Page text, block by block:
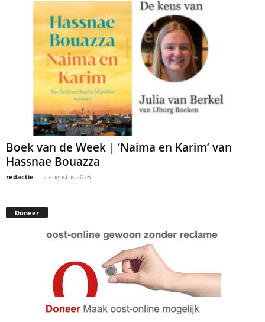
Boek van de Week | ‘Naima en Karim’ van
Hassnae Bouazza
redactie - 2 augustus 2026
Doneer